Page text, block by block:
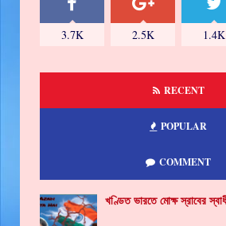
3.7K 2.5K 1.4K
RECENT
POPULAR
COMMENT
খণ্ডিত ভারতে মোক্ষ স্রাবের